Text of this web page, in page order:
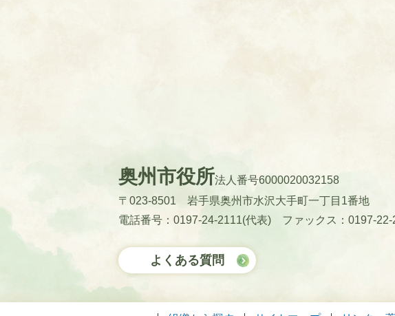
奥州市役所法人番号6000020032158
〒023-8501 岩手県奥州市水沢大手町一丁目1番地
電話番号：0197-24-2111(代表)
ファックス：0197-22-
よくある質問